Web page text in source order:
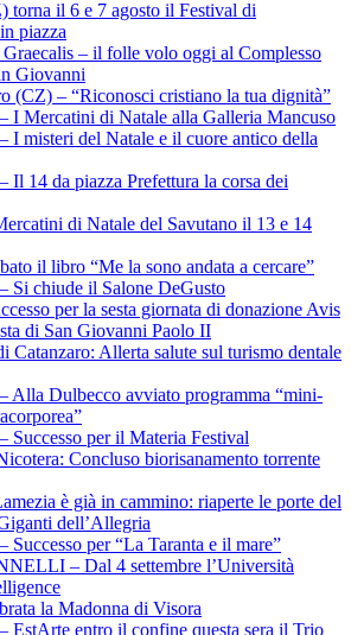
torna il 6 e 7 agosto il Festival di
piazza
– il folle volo oggi al Complesso
Giovanni
(CZ) – “Riconosci cristiano la tua dignità”
Mercatini di Natale alla Galleria Mancuso
misteri del Natale e il cuore antico della
14 da piazza Prefettura la corsa dei
di Natale del Savutano il 13 e 14
il libro “Me la sono andata a cercare”
chiude il Salone DeGusto
per la sesta giornata di donazione Avis
di San Giovanni Paolo II
Catanzaro: Allerta salute sul turismo dentale
Dulbecco avviato programma “mini-
per il Materia Festival
Concluso biorisanamento torrente
è già in cammino: riaperte le porte del
dell’Allegria
per “La Taranta e il mare”
– Dal 4 settembre l’Università
la Madonna di Visora
entro il confine questa sera il Trio